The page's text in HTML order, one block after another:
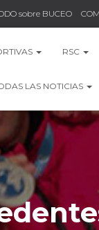
sobre BUCEO
RSC
LAS NOTICIAS